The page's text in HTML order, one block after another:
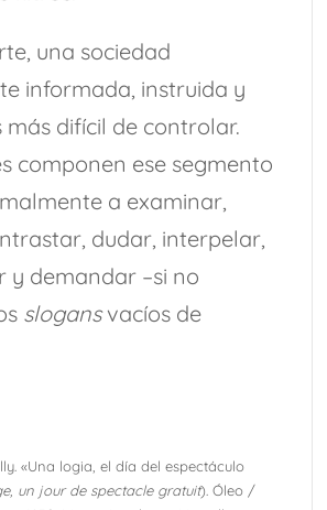
una sociedad
informada, instruida y
más difícil de controlar.
componen ese segmento
a examinar,
dudar, interpelar,
y demandar –si no
slogansvacíos de
«Una logia, el día del espectáculo
un jour de spectacle gratuit). Óleo /